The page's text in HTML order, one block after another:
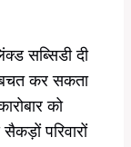
सब्सिडी दी
कर सकता
को
परिवारों